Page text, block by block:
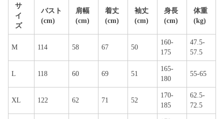
サ
イ
ズ
バスト
(cm)
肩幅
(cm)
着丈
(cm)
袖丈
(cm)
身長
(cm)
体重
(kg)
M 114 58 67 50
160-
175
47.5-
57.5
L 118 60 69 51
165-
180
55-65
XL 122 62 71 52
170-
185
62.5-
72.5